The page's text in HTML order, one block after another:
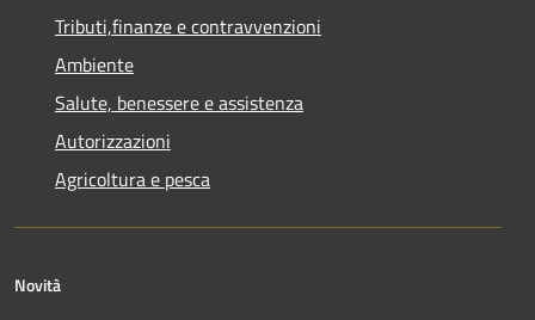
Tributi,finanze e contravvenzioni
Ambiente
Salute, benessere e assistenza
Autorizzazioni
Agricoltura e pesca
Novità